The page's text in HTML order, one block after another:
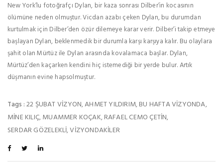
New York’lu fotoğrafçı Dylan, bir kaza sonrası Dilber’in kocasının
ölümüne neden olmuştur. Vicdan azabı çeken Dylan, bu durumdan
kurtulmak için Dilber’den özür dilemeye karar verir. Dilber’i takip etmeye
başlayan Dylan, beklenmedik bir durumla karşı karşıya kalır. Bu olaylara
şahit olan Mürtüz ile Dylan arasında kovalamaca başlar. Dylan,
Mürtüz’den kaçarken kendini hiç istemediği bir yerde bulur. Artık
düşmanın evine hapsolmuştur.
Tags :22 ŞUBAT VIZYON,AHMET YILDIRIM,BU HAFTA VIZYONDA,
MINE KILIÇ,MUAMMER KOÇAK,RAFAEL CEMO ÇETIN,
SERDAR GÖZELEKLI,VIZYONDAKILER